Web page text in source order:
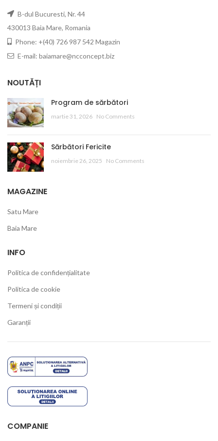
B-dul Bucuresti, Nr. 44
430013 Baia Mare, Romania
Phone: +(40) 726 987 542 Magazin
E-mail: baiamare@ncconcept.biz
NOUTĂȚI
Program de sărbători
martie 31, 2026 No Comments
Sărbători Fericite
noiembrie 26, 2025 No Comments
MAGAZINE
Satu Mare
Baia Mare
INFO
Politica de confidențialitate
Politica de cookie
Termeni și condiții
Garanții
COMPANIE